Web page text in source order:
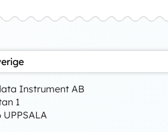
Instrument AB
1
UPPSALA